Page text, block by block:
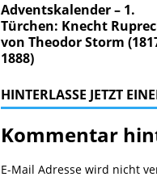
Adventskalender – 1.
Türchen: Knecht
von Theodor Storm
1888)
HINTERLASSE JETZT
Kommentar
E-Mail Adresse wird nicht